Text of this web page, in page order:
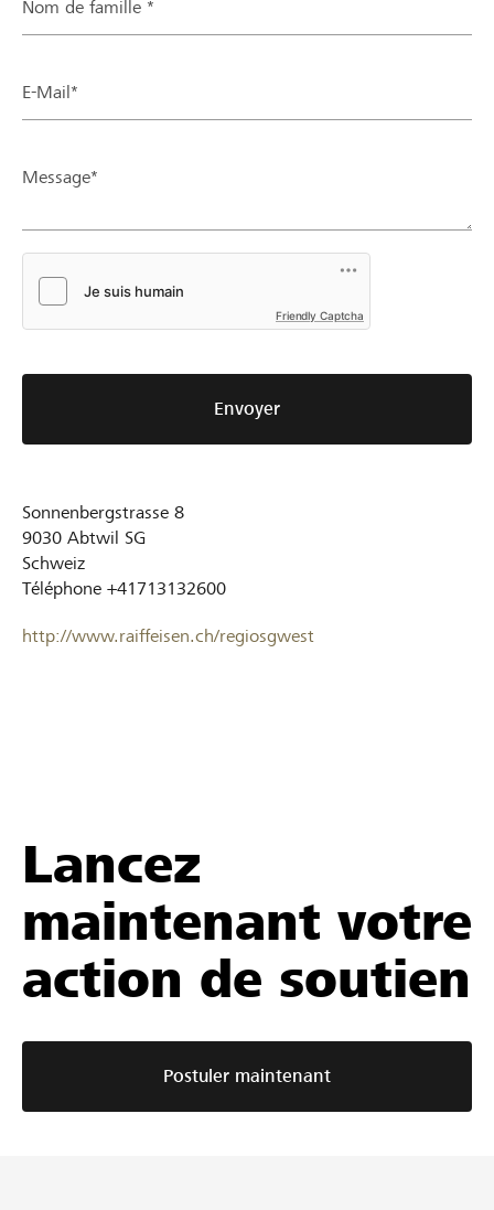
Nom de famille *
E-Mail*
Message*
Friendly Captcha
Envoyer
Sonnenbergstrasse 8
9030 Abtwil SG
Schweiz
Téléphone +41713132600
http://www.raiffeisen.ch/regiosgwest
Lancez
maintenant votre
action de soutien
Postuler maintenant